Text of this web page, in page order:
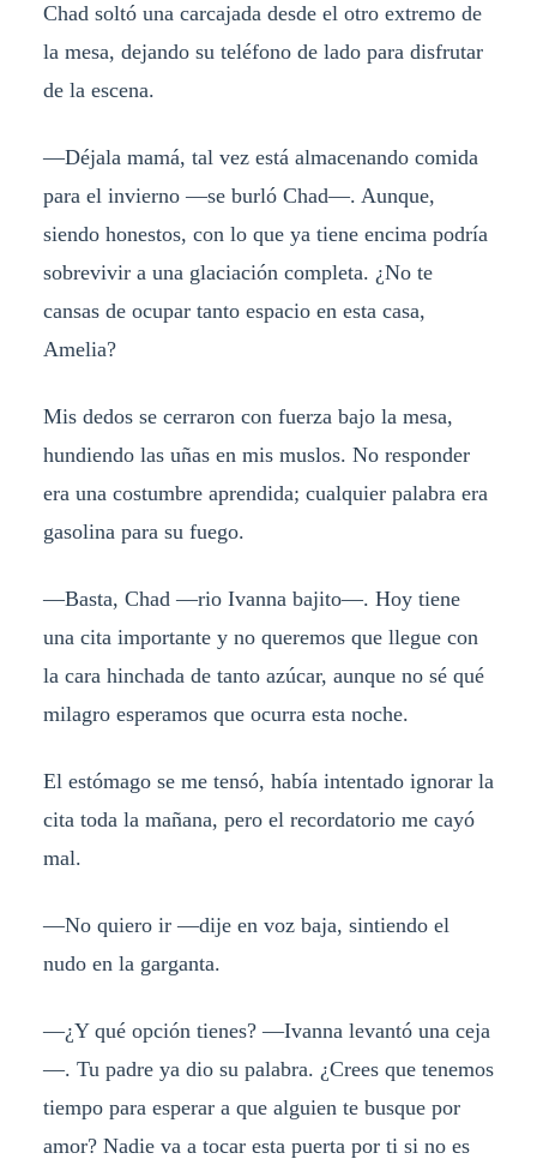
Chad soltó una carcajada desde el otro extremo de
la mesa, dejando su teléfono de lado para disfrutar
de la escena.
—Déjala mamá, tal vez está almacenando comida
para el invierno —se burló Chad—. Aunque,
siendo honestos, con lo que ya tiene encima podría
sobrevivir a una glaciación completa. ¿No te
cansas de ocupar tanto espacio en esta casa,
Amelia?
Mis dedos se cerraron con fuerza bajo la mesa,
hundiendo las uñas en mis muslos. No responder
era una costumbre aprendida; cualquier palabra era
gasolina para su fuego.
—Basta, Chad —rio Ivanna bajito—. Hoy tiene
una cita importante y no queremos que llegue con
la cara hinchada de tanto azúcar, aunque no sé qué
milagro esperamos que ocurra esta noche.
El estómago se me tensó, había intentado ignorar la
cita toda la mañana, pero el recordatorio me cayó
mal.
—No quiero ir —dije en voz baja, sintiendo el
nudo en la garganta.
—¿Y qué opción tienes? —Ivanna levantó una ceja
—. Tu padre ya dio su palabra. ¿Crees que tenemos
tiempo para esperar a que alguien te busque por
amor? Nadie va a tocar esta puerta por ti si no es